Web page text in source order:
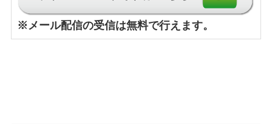
※メール配信の受信は無料で行えます。